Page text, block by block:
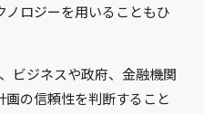
ノロジーを用いることもひ
ビジネスや政府、金融機関
画の信頼性を判断すること